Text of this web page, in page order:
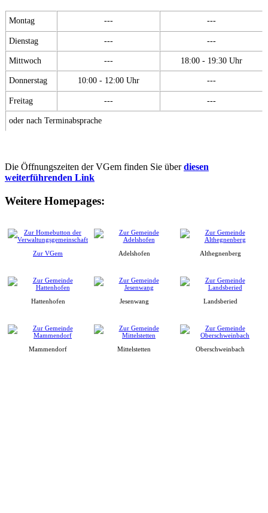
Montag --- ---
Dienstag --- ---
Mittwoch --- 18:00 - 19:30 Uhr
Donnerstag 10:00 - 12:00 Uhr ---
Freitag --- ---
oder nach Terminabsprache
Die Öffnungszeiten der VGem finden Sie überdiesen
weiterführenden Link
Weitere Homepages:
Zur VGem Adelshofen Althegnenberg
Hattenhofen Jesenwang Landsberied
Mammendorf Mittelstetten Oberschweinbach